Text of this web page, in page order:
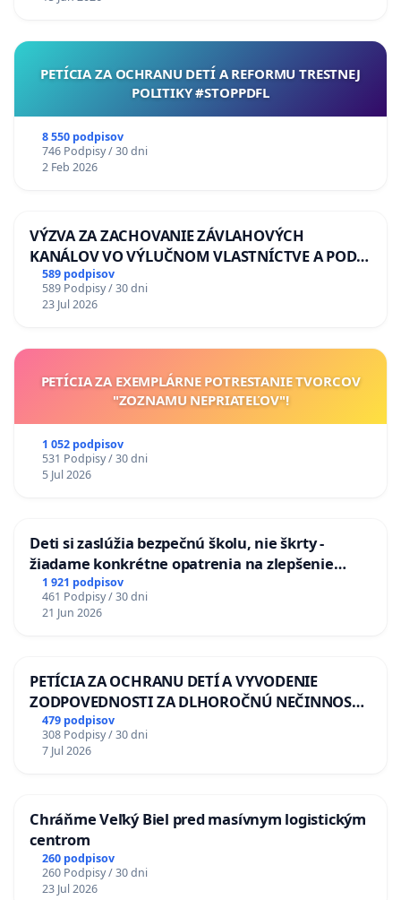
PETÍCIA ZA OCHRANU DETÍ A REFORMU TRESTNEJ
POLITIKY #STOPPDFL
8 550 podpisov
746 Podpisy / 30 dni
2 Feb 2026
VÝZVA ZA ZACHOVANIE ZÁVLAHOVÝCH
KANÁLOV VO VÝLUČNOM VLASTNÍCTVE A POD
KONTROLOU SLOVENSKEJ REPUBLIKY & žiadosť
na riešenie zanedbaného stavu závlahových a
odvodňovacích kanálov na Slovensku
589 podpisov
589 Podpisy / 30 dni
23 Jul 2026
PETÍCIA ZA EXEMPLÁRNE POTRESTANIE TVORCOV
"ZOZNAMU NEPRIATEĽOV"!
1 052 podpisov
531 Podpisy / 30 dni
5 Jul 2026
Deti si zaslúžia bezpečnú školu, nie škrty -
žiadame konkrétne opatrenia na zlepšenie
situácie v školstve
1 921 podpisov
461 Podpisy / 30 dni
21 Jun 2026
PETÍCIA ZA OCHRANU DETÍ A VYVODENIE
ZODPOVEDNOSTI ZA DLHOROČNÚ NEČINNOSŤ
A ZLYHANIE ŠTÁTU
479 podpisov
308 Podpisy / 30 dni
7 Jul 2026
Chráňme Veľký Biel pred masívnym logistickým
centrom
260 podpisov
260 Podpisy / 30 dni
23 Jul 2026